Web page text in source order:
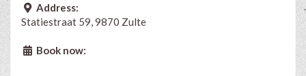
Address:
Statiestraat 59, 9870 Zulte
Book now: